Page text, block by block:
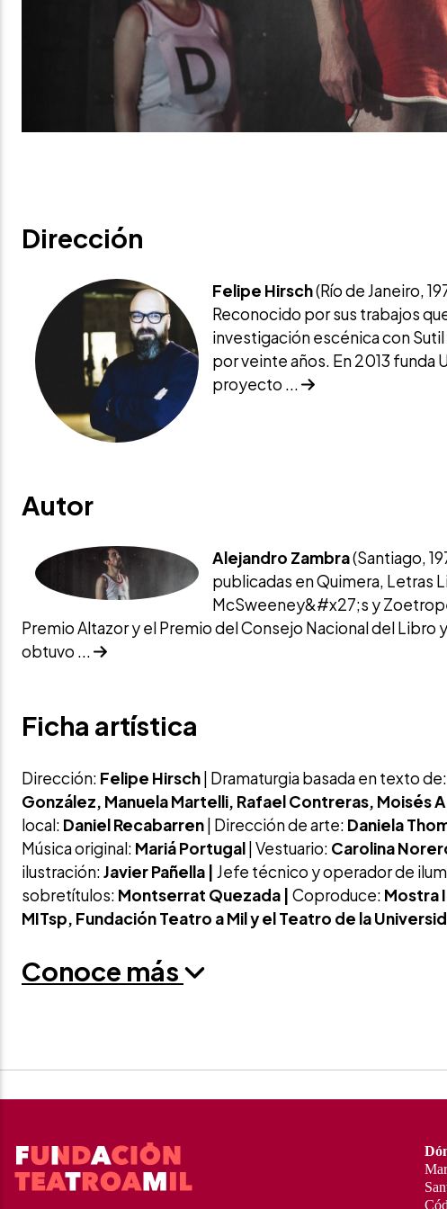
Dirección
Felipe Hirsch(Río de Janeiro,
Reconocido por sus trabajos
investigación escénica con
por veinte años. En 2013 funda
proyecto ...
Autor
Alejandro Zambra(Santiago,
publicadas en Quimera, Letras
McSweeney&#x27;s y
Premio Altazor y el Premio del Consejo Nacional del
obtuvo ...
Ficha artística
Dirección: Felipe Hirsch | Dramaturgia basada en texto de:
González, Manuela Martelli, Rafael Contreras, Moisés
local: Daniel Recabarren | Dirección de arte: Daniela
Música original: Mariá Portugal | Vestuario: Carolina
ilustración:Javier Pañella | Jefe técnico y operador de
sobretítulos: Montserrat Quezada | Coproduce: Mostra
MITsp, Fundación Teatro a Mil y el Teatro de la
Conoce más